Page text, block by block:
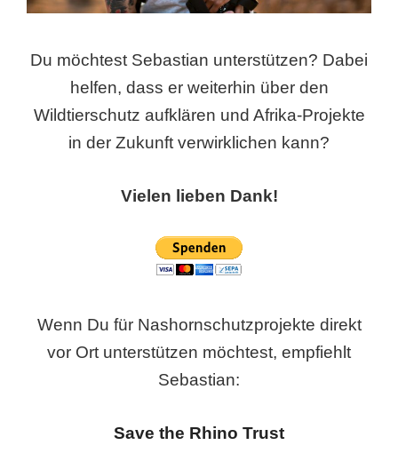
Du möchtest Sebastian unterstützen? Dabei
helfen, dass er weiterhin über den
Wildtierschutz aufklären und Afrika-Projekte
in der Zukunft verwirklichen kann?
Vielen lieben Dank!
Wenn Du für Nashornschutzprojekte direkt
vor Ort unterstützen möchtest, empfiehlt
Sebastian:
Save the Rhino Trust